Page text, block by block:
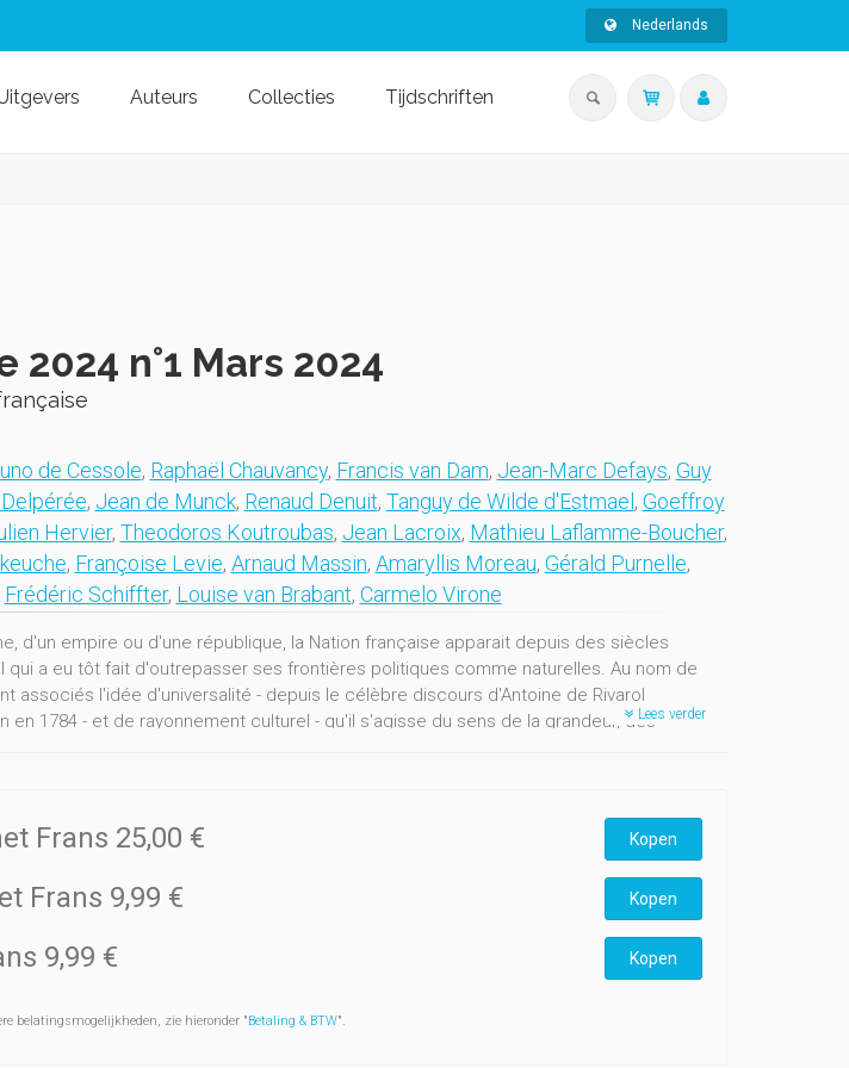
Nederlands
Auteurs Collecties Tijdschriften
2024 n°1 Mars 2024
de Cessole, Raphaël Chauvancy, Francis van Dam, Jean-Marc Defays, Guy
, Jean de Munck, Renaud Denuit, Tanguy de Wilde d'Estmael , Goeffroy
Hervier, Theodoros Koutroubas, Jean Lacroix, Mathieu Laflamme-Boucher,
, Françoise Levie, Arnaud Massin, Amaryllis Moreau, Gérald Purnelle,
Frédéric Schiffter, Louise van Brabant, Carmelo Virone
d'un empire ou d'une république, la Nation française apparait depuis des siècles
qui a eu tôt fait d'outrepasser ses frontières politiques comme naturelles. Au nom de
associés l'idée d'universalité - depuis le célèbre discours d'Antoine de Rivarol
en 1784 - et de rayonnement culturel - qu'il s'agisse du sens de la grandeur, des
au baromètre. Mais la proximité géographique n'est jamais garante de partage
connaissance réciproque. S'il ne prétend pas circonscrire la civilisation française,
reviviscente à travers des symboles, des institutions, des créations, des
Lees verder
Frans 25,00 € Kopen
Frans 9,99 € Kopen
9,99 € Kopen
belatingsmogelijkheden, zie hieronder "Betaling & BTW".